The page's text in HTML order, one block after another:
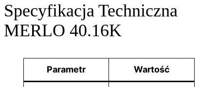
Specyfikacja Techniczna
MERLO 40.16K
Parametr Wartość